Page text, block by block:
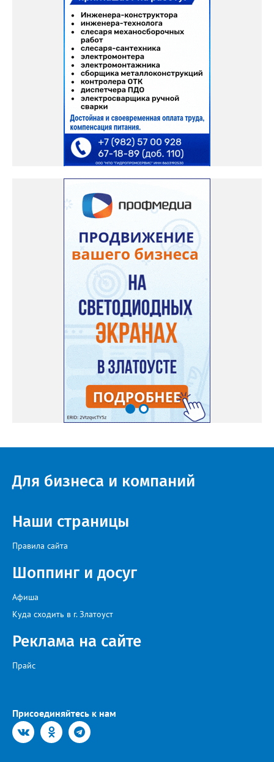
Для бизнеса и компаний
Наши страницы
Правила сайта
Шоппинг и досуг
Афиша
Куда сходить в г. Златоуст
Реклама на сайте
Прайс
Присоединяйтесь к нам